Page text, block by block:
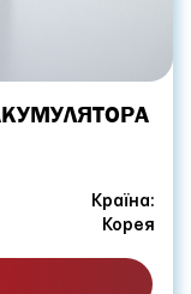
Країна:
Корея